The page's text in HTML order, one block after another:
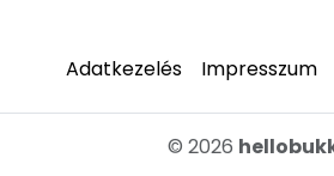
Adatkezelés Impresszum
© 2026